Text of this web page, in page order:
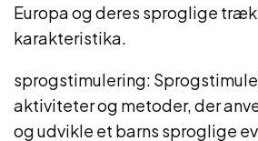
Europa og deres sproglige
karakteristika.
sprogstimulering:
aktiviteter og metoder, der
og udvikle et barns sproglige